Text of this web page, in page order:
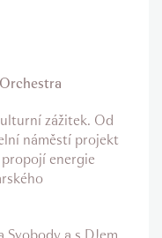
zážitek. Od
náměstí projekt
energie